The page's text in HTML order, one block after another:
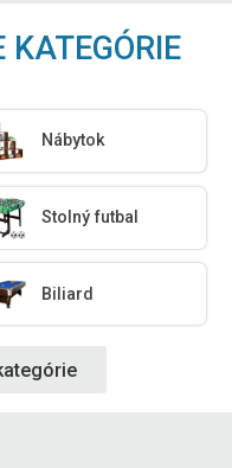
Nábytok
Stolný futbal
Biliard